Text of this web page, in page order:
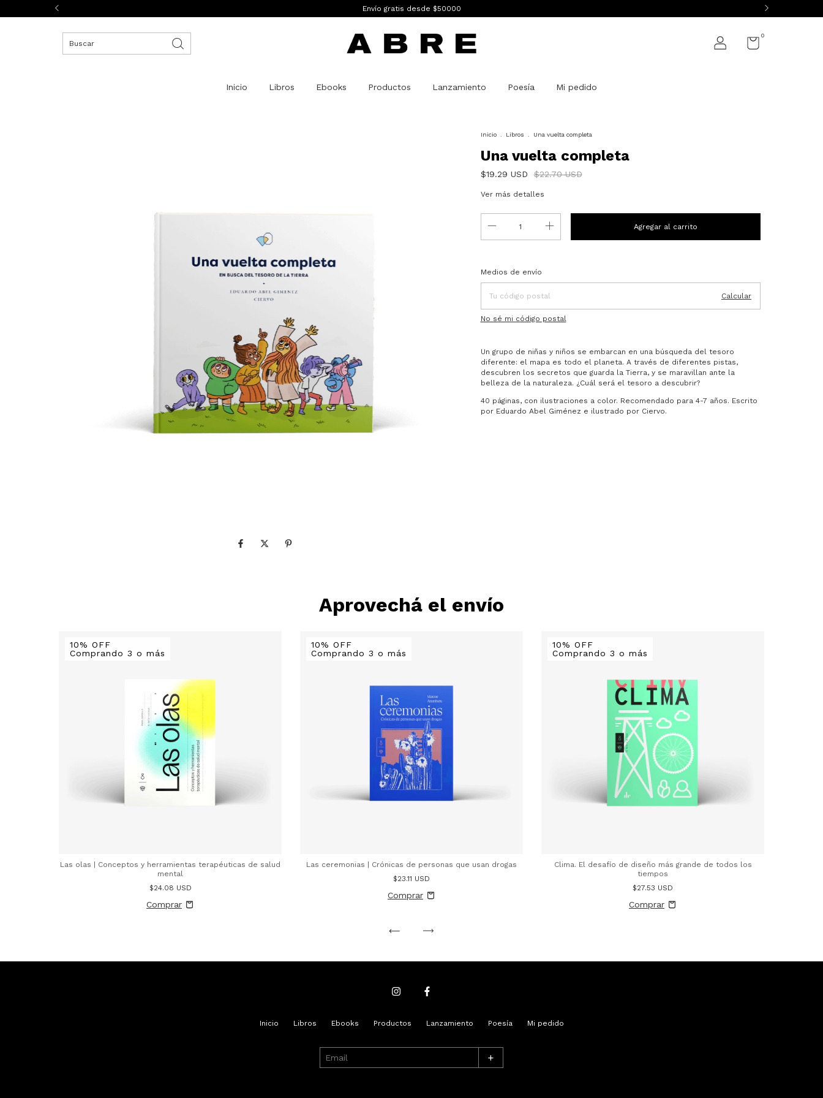
Envío gratis desde $50000
0
Inicio Libros Ebooks Productos Lanzamiento Poesía Mi pedido
Inicio Libros Una vuelta completa
Una vuelta completa
$19.29 USD $22.70 USD
Ver más detalles
Entregas para el CP:
Medios de envío
Calcular
No sé mi código postal
Un grupo de niñas y niños se embarcan en una búsqueda del tesoro
diferente: el mapa es todo el planeta. A través de diferentes pistas,
descubren los secretos que guarda la Tierra, y se maravillan ante la
belleza de la naturaleza. ¿Cuál será el tesoro a descubrir?
40 páginas, con ilustraciones a color. Recomendado para 4-7 años. Escrito
por Eduardo Abel Giménez e ilustrado por Ciervo.
Aprovechá el envío
10% OFF
Comprando 3 o más
Las olas | Conceptos y herramientas terapéuticas de salud
mental
$24.08 USD
10% OFF
Comprando 3 o más
Las ceremonias | Crónicas de personas que usan drogas
$23.11 USD
10% OFF
Comprando 3 o más
Clima. El desafío de diseño más grande de todos los
tiempos
$27.53 USD
Inicio Libros Ebooks Productos Lanzamiento Poesía Mi pedido
+